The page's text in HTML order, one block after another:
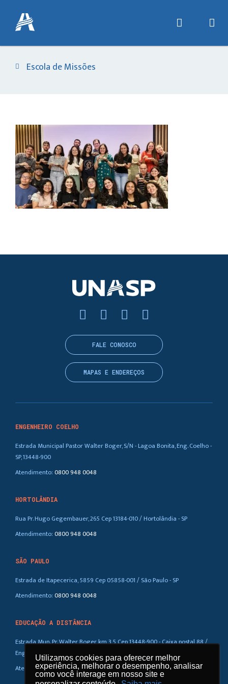
Utilizamos cookies para oferecer melhor
experiência, melhorar o desempenho, analisar
como você interage em nosso site e
Utilizamos cookies para oferecer melhor
experiência, melhorar o desempenho, analisar
como você interage em nosso site e
Escola de Missões
ENGENHEIRO COELHO
Estrada Municipal Pastor Walter Boger, S/N - Lagoa Bonita, Eng. Coelho -
SP, 13448-900
Atendimento:0800 948 0048
HORTOLÂNDIA
Rua Pr. Hugo Gegembauer, 265 Cep 13184-010 / Hortolândia - SP
Atendimento:0800 948 0048
SÃO PAULO
Estrada de Itapecerica, 5859 Cep 05858-001 / São Paulo - SP
Atendimento:0800 948 0048
EDUCAÇÃO A DISTÂNCIA
Estrada Mun. Pr. Walter Boger, km 3,5 Cep 13448-900 - Caixa postal 88 /
Eng. Coelho – SP
Atendimento:0800 948 0048
FALE CONOSCO
MAPAS E ENDEREÇOS